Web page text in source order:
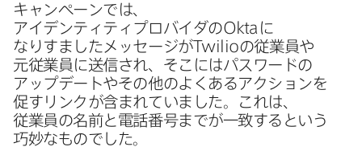
キャンペーンでは、​
アイデンティティプロバイダのOkta に​
なりすました​メッセージがTwilioの​従業員や​
元従業員に​送信され、​そこには​パスワードの​
アップデートや​その​他の​よく​ある​アクションを​
促すリンクが​含まれていました。​これは、​
従業員の​名前と​電話番号までが​一致すると​いう​
巧妙な​ものでした。